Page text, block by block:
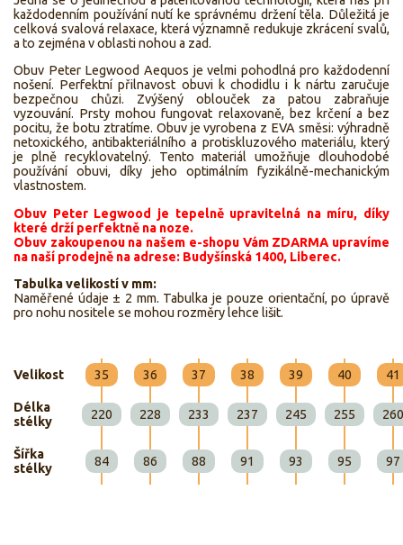
každodenním používání nutí ke správnému držení těla. Důležitá je
celková svalová relaxace, která významně redukuje zkrácení svalů,
a to zejména v oblasti nohou a zad.
Obuv Peter Legwood Aequos je velmi pohodlná pro každodenní
nošení. Perfektní přilnavost obuvi k chodidlu i k nártu zaručuje
bezpečnou chůzi. Zvýšený oblouček za patou zabraňuje
vyzouvání. Prsty mohou fungovat relaxovaně, bez krčení a bez
pocitu, že botu ztratíme. Obuv je vyrobena z EVA směsi: výhradně
netoxického, antibakteriálního a protiskluzového materiálu, který
je plně recyklovatelný. Tento materiál umožňuje dlouhodobé
používání obuvi, díky jeho optimálním fyzikálně-mechanickým
vlastnostem.
Obuv Peter Legwood je tepelně upravitelná na míru, díky
které drží perfektně na noze.
Obuv zakoupenou na našem e-shopu Vám ZDARMA upravíme
na naší prodejně na adrese: Budyšínská 1400, Liberec.
Tabulka velikostí v mm:
Naměřené údaje ± 2 mm. Tabulka je pouze orientační, po úpravě
pro nohu nositele se mohou rozměry lehce lišit.
Velikost 35 36 37 38 39 40 41
Délka
stélky
220 228 233 237 245 255 260
Šířka
stélky
84 86 88 91 93 95 97